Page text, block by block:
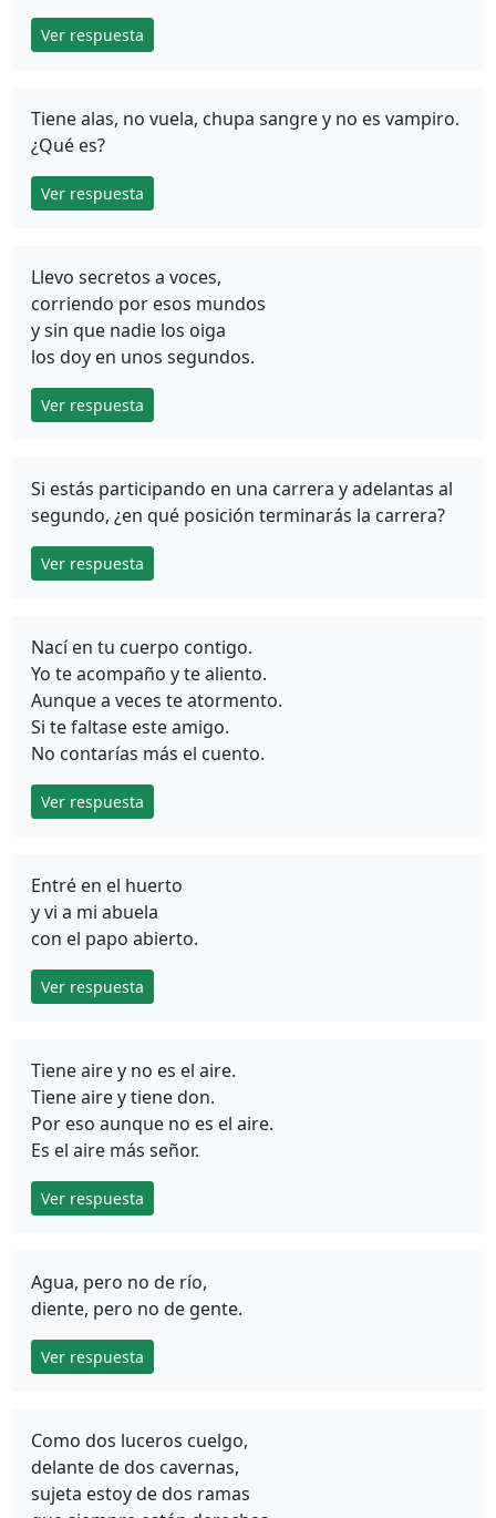
Ver respuesta
Tiene alas, no vuela, chupa sangre y no es vampiro.
¿Qué es?
Ver respuesta
Llevo secretos a voces,
corriendo por esos mundos
y sin que nadie los oiga
los doy en unos segundos.
Ver respuesta
Si estás participando en una carrera y adelantas al
segundo, ¿en qué posición terminarás la carrera?
Ver respuesta
Nací en tu cuerpo contigo.
Yo te acompaño y te aliento.
Aunque a veces te atormento.
Si te faltase este amigo.
No contarías más el cuento.
Ver respuesta
Entré en el huerto
y vi a mi abuela
con el papo abierto.
Ver respuesta
Tiene aire y no es el aire.
Tiene aire y tiene don.
Por eso aunque no es el aire.
Es el aire más señor.
Ver respuesta
Agua, pero no de río,
diente, pero no de gente.
Ver respuesta
Como dos luceros cuelgo,
delante de dos cavernas,
sujeta estoy de dos ramas